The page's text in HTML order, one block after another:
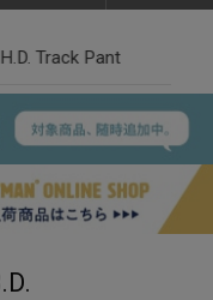
Track Pant